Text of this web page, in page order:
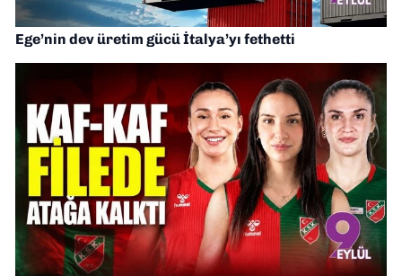
Ege’nin dev üretim gücü İtalya’yı fethetti